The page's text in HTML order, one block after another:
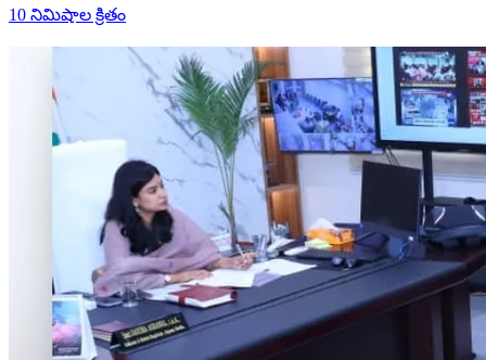
10 నిమిషాల క్రితం